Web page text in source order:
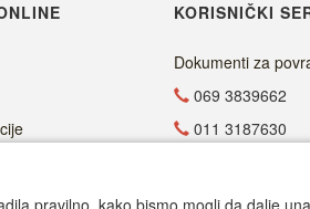
KORISNIČKI
Dokumenti za
069 3839662
011 3187630
pravilno, kako bismo mogli da dalje